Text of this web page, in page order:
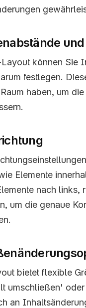
können Sie
festlegen.
haben, um
Elemente
nach links,
um die genaue
bietet flexible
umschließen'
an